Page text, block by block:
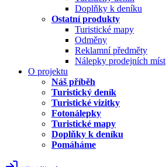
Doplňky k deníku
Ostatní produkty
Turistické mapy
Odměny
Reklamní předměty
Nálepky prodejních míst
O projektu
Náš příběh
Turistický deník
Turistické vizitky
Fotonálepky
Turistické mapy
Doplňky k deníku
Pomáháme